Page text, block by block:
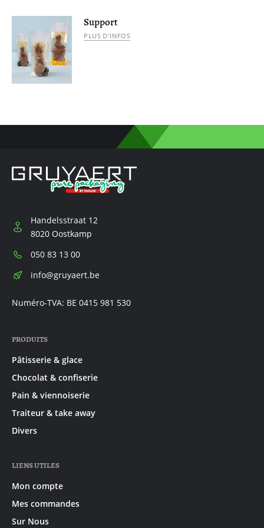
Support
PLUS D'INFOS
Handelsstraat 12
8020 Oostkamp
Téléphone:
050 83 13 00
E-
info@gruyaert.be
Numéro-TVA: BE 0415 981 530
PRODUITS
Pâtisserie & glace
Chocolat & confiserie
Pain & viennoiserie
Traiteur & take away
Divers
LIENS UTILES
Mon compte
Mes commandes
Sur Nous